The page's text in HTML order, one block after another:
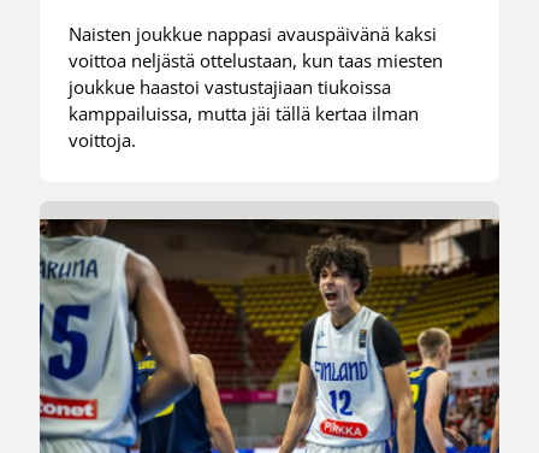
Naisten joukkue nappasi avauspäivänä kaksi
voittoa neljästä ottelustaan, kun taas miesten
joukkue haastoi vastustajiaan tiukoissa
kamppailuissa, mutta jäi tällä kertaa ilman
voittoja.